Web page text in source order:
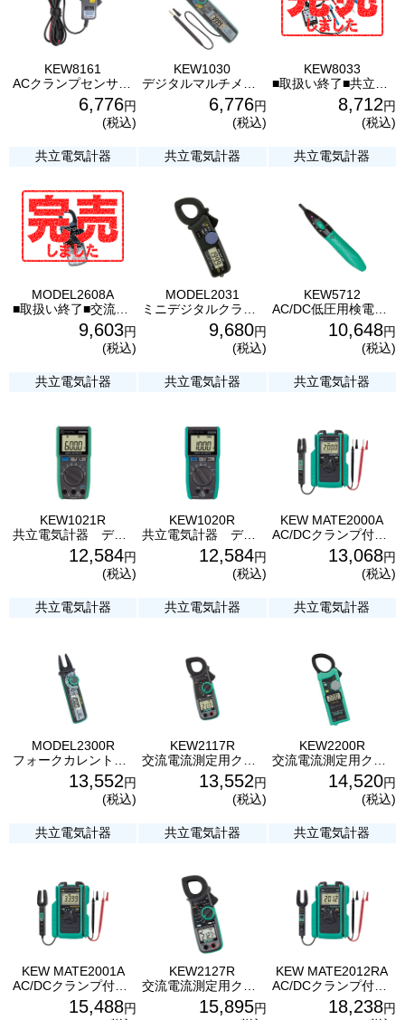
KEW8161
ACクランプセンサ KEW8161 共立電気計器
6,776円
(税込)
KEW1030
6,776円
(税込)
KEW8033
8,712円
(税込)
共立電気計器
MODEL2608A
■取扱い終了■交流電流測定用クランプメータ MODEL2608A 共立電気計器 アナログ
9,603円
(税込)
共立電気計器
MODEL2031
9,680円
(税込)
共立電気計器
KEW5712
AC/DC低圧用検電器 KEW5712 共立電気計器
10,648円
(税込)
共立電気計器
KEW1021R
共立電気計器 デジタルマルチメータ KEW1021R
12,584円
(税込)
共立電気計器
KEW1020R
共立電気計器 デジタルマルチメータ KEW1020R
12,584円
(税込)
共立電気計器
KEW MATE2000A
AC/DCクランプ付デジタルマルチメータ KEW MATE2000A 共立電気計器
13,068円
(税込)
共立電気計器
MODEL2300R
13,552円
(税込)
共立電気計器
KEW2117R
13,552円
(税込)
共立電気計器
KEW2200R
14,520円
(税込)
共立電気計器
KEW MATE2001A
AC/DCクランプ付デジタルマルチメータ KEW MATE2001A 共立電気計器
15,488円
共立電気計器
KEW2127R
15,895円
共立電気計器
KEW MATE2012RA
AC/DCクランプ付デジタルマルチメータ KEW MATE2012RA 共立電気計器
18,238円